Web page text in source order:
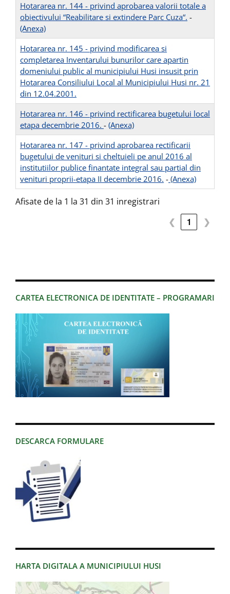
CARTEA ELECTRONICA DE IDENTITATE – PROGRAMARI
DESCARCA FORMULARE
HARTA DIGITALA A MUNICIPIULUI HUSI
Hotararea nr. 144 - privind aprobarea valorii totale a
obiectivului “Reabilitare si extindere Parc Cuza“. -
(Anexa)
Hotararea nr. 145 - privind modificarea si
completarea Inventarului bunurilor care apartin
domeniului public al municipiului Husi insusit prin
Hotararea Consiliului Local al Municipiului Husi nr. 21
din 12.04.2001.
Hotararea nr. 146 - privind rectificarea bugetului local
etapa decembrie 2016. - (Anexa)
Hotararea nr. 147 - privind aprobarea rectificarii
bugetului de venituri si cheltuieli pe anul 2016 al
institutiilor publice finantate integral sau partial din
venituri proprii-etapa II decembrie 2016. - (Anexa)
Afisate de la 1 la 31 din 31 inregistrari
❮ 1 ❯